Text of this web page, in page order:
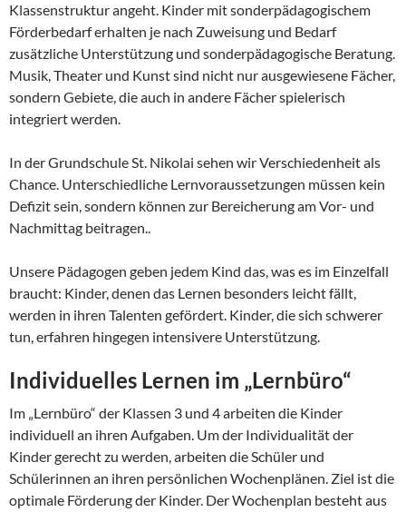
Klassenstruktur angeht. Kinder mit sonderpädagogischem
Förderbedarf erhalten je nach Zuweisung und Bedarf
zusätzliche Unterstützung und sonderpädagogische Beratung.
Musik, Theater und Kunst sind nicht nur ausgewiesene Fächer,
sondern Gebiete, die auch in andere Fächer spielerisch
integriert werden.
In der Grundschule St. Nikolai sehen wir Verschiedenheit als
Chance. Unterschiedliche Lernvoraussetzungen müssen kein
Defizit sein, sondern können zur Bereicherung am Vor- und
Nachmittag beitragen..
Unsere Pädagogen geben jedem Kind das, was es im Einzelfall
braucht: Kinder, denen das Lernen besonders leicht fällt,
werden in ihren Talenten gefördert. Kinder, die sich schwerer
tun, erfahren hingegen intensivere Unterstützung.
Individuelles Lernen im „Lernbüro“
Im „Lernbüro“ der Klassen 3 und 4 arbeiten die Kinder
individuell an ihren Aufgaben. Um der Individualität der
Kinder gerecht zu werden, arbeiten die Schüler und
Schülerinnen an ihren persönlichen Wochenplänen. Ziel ist die
optimale Förderung der Kinder. Der Wochenplan besteht aus